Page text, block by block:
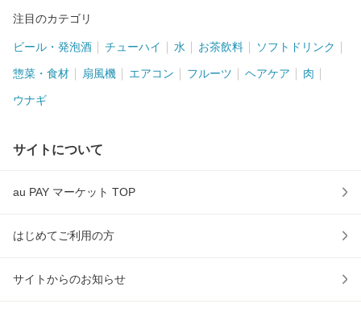
注目のカテゴリ
ビール・発泡酒 チューハイ 水 お茶飲料 ソフトドリンク
惣菜・食材 扇風機 エアコン フルーツ ヘアケア 肉
ウナギ
サイトについて
au PAY マーケット TOP
はじめてご利用の方
サイトからのお知らせ